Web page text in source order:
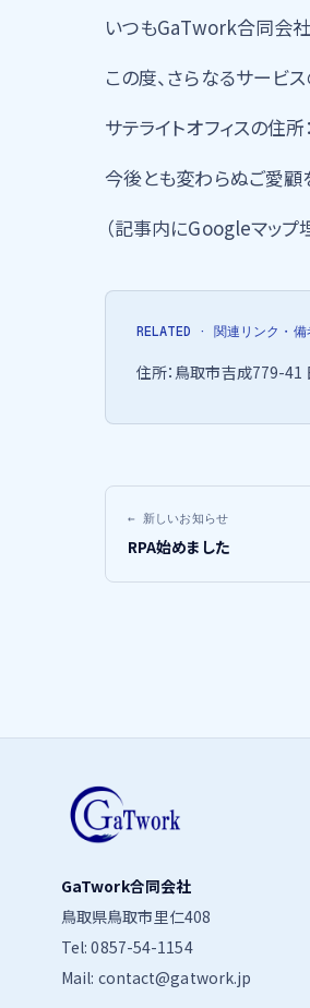
いつもGaTwork合同会社
この度、さらなるサービ
サテライトオフィスの住
今後とも変わらぬご愛顧
（記事内にGoogleマップ
RELATED · 関連リンク・備
住所：鳥取市吉成779-
← 新しいお知らせ
RPA始めました
GaTwork合同会社
鳥取県鳥取市里仁408
Tel:0857-54-1154
Mail: contact@gatwork.jp